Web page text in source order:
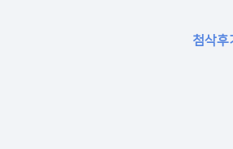
첨삭후